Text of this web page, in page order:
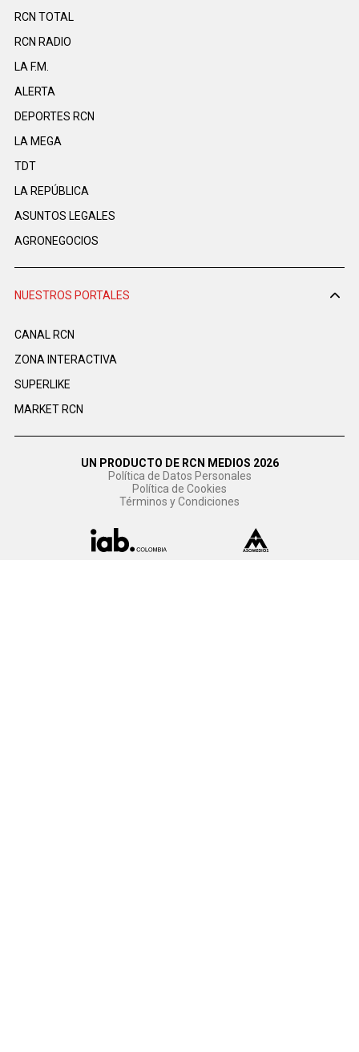
RCN TOTAL
RCN RADIO
LA F.M.
ALERTA
DEPORTES RCN
LA MEGA
TDT
LA REPÚBLICA
ASUNTOS LEGALES
AGRONEGOCIOS
NUESTROS PORTALES
CANAL RCN
ZONA INTERACTIVA
SUPERLIKE
MARKET RCN
UN PRODUCTO DE RCN MEDIOS 2026
Política de Datos Personales
Política de Cookies
Términos y Condiciones